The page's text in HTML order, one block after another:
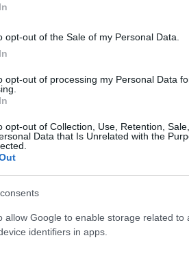
opt-out of the Sale of my Personal Data.
opt-out of processing my Personal Data
opt-out of Collection, Use, Retention,
Data that Is Unrelated with the
allow Google to enable storage related to
identifiers in apps.
csinálnak mostanában?
bonyolult cselekmény.